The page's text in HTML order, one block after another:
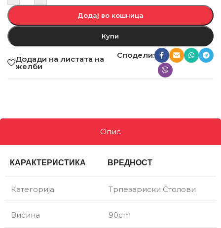
Додај во кошница
Купи
Додади на листата на
желби
Сподели:
Опис
КАРАКТЕРИСТИКА ВРЕДНОСТ
Категорија Трпезариски Столови
Висина 90cm